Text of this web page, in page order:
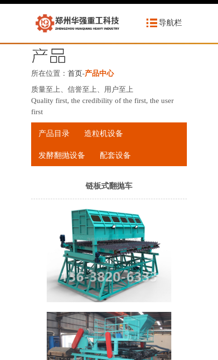
导航栏
所在位置： 首页-产品中心
质量至上、信誉至上、用户至上
Quality first, the credibility of the first, the user
first
产品目录 造粒机设备
发酵翻抛设备 配套设备
链板式翻抛车